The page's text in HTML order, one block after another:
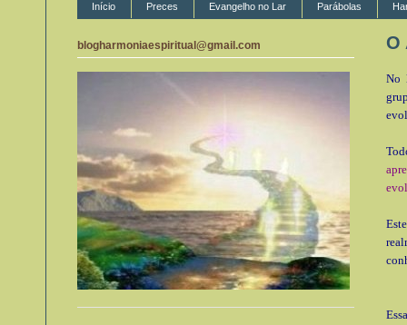
Início Preces Evangelho no Lar Parábolas
O
No
blogharmoniaespiritual@gmail.com